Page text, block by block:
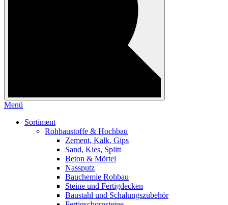
Menü
Sortiment
Rohbaustoffe & Hochbau
Zement, Kalk, Gips
Sand, Kies, Splitt
Beton & Mörtel
Nassputz
Bauchemie Rohbau
Steine und Fertigdecken
Baustahl und Schalungszubehör